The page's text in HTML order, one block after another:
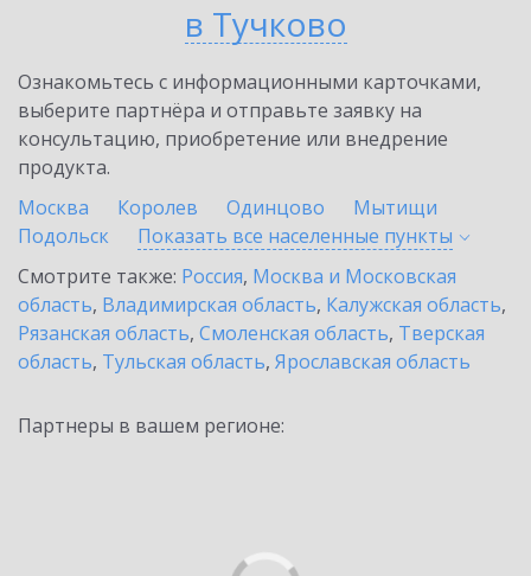
в Тучково
Ознакомьтесь с информационными карточками,
выберите партнёра и отправьте заявку на
консультацию, приобретение или внедрение
продукта.
Москва
Королев Одинцово
Мытищи
Подольск
Показать все населенные пункты
Смотрите также: Россия, Москва и Московская
область, Владимирская область, Калужская область,
Рязанская область, Смоленская область, Тверская
область, Тульская область, Ярославская область
Партнеры в вашем регионе: